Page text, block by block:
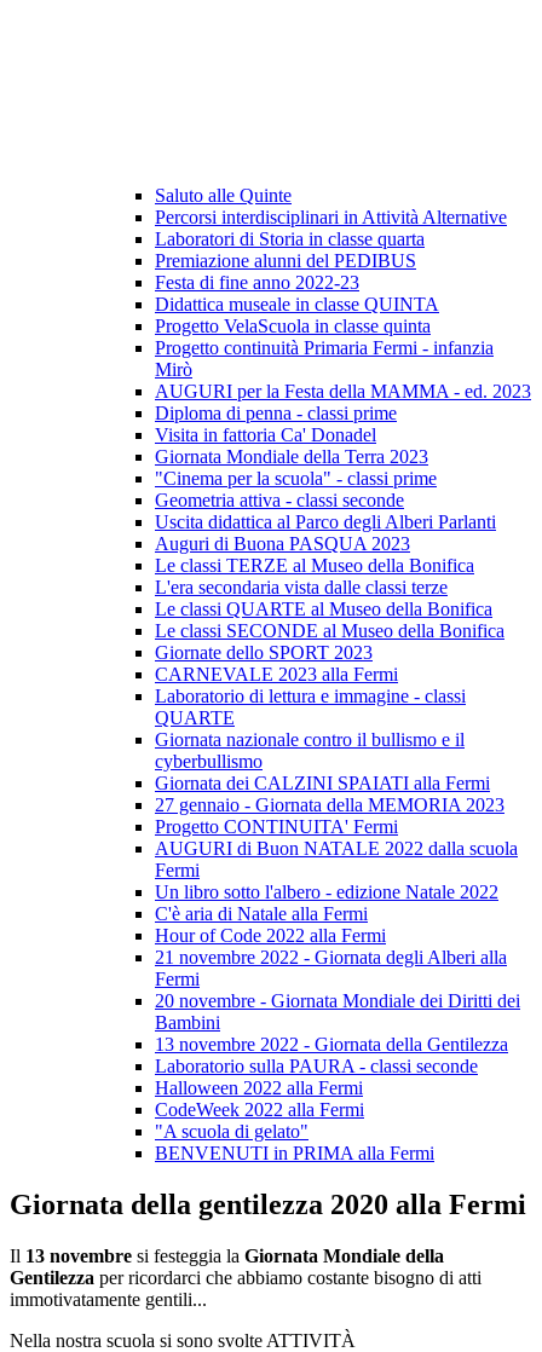
Saluto alle Quinte
Percorsi interdisciplinari in Attività Alternative
Laboratori di Storia in classe quarta
Premiazione alunni del PEDIBUS
Festa di fine anno 2022-23
Didattica museale in classe QUINTA
Progetto VelaScuola in classe quinta
Progetto continuità Primaria Fermi - infanzia
Mirò
AUGURI per la Festa della MAMMA - ed. 2023
Diploma di penna - classi prime
Visita in fattoria Ca' Donadel
Giornata Mondiale della Terra 2023
"Cinema per la scuola" - classi prime
Geometria attiva - classi seconde
Uscita didattica al Parco degli Alberi Parlanti
Auguri di Buona PASQUA 2023
Le classi TERZE al Museo della Bonifica
L'era secondaria vista dalle classi terze
Le classi QUARTE al Museo della Bonifica
Le classi SECONDE al Museo della Bonifica
Giornate dello SPORT 2023
CARNEVALE 2023 alla Fermi
Laboratorio di lettura e immagine - classi
QUARTE
Giornata nazionale contro il bullismo e il
cyberbullismo
Giornata dei CALZINI SPAIATI alla Fermi
27 gennaio - Giornata della MEMORIA 2023
Progetto CONTINUITA' Fermi
AUGURI di Buon NATALE 2022 dalla scuola
Fermi
Un libro sotto l'albero - edizione Natale 2022
C'è aria di Natale alla Fermi
Hour of Code 2022 alla Fermi
21 novembre 2022 - Giornata degli Alberi alla
Fermi
20 novembre - Giornata Mondiale dei Diritti dei
Bambini
13 novembre 2022 - Giornata della Gentilezza
Laboratorio sulla PAURA - classi seconde
Halloween 2022 alla Fermi
CodeWeek 2022 alla Fermi
"A scuola di gelato"
BENVENUTI in PRIMA alla Fermi
Giornata della gentilezza 2020 alla Fermi
Il 13 novembre si festeggia la Giornata Mondiale della
Gentilezza per ricordarci che abbiamo costante bisogno di atti
immotivatamente gentili...
Nella nostra scuola si sono svolte ATTIVITÀ